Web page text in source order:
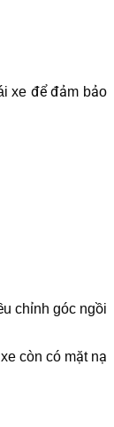
xe để đảm bảo
chỉnh góc ngồi
còn có mặt nạ